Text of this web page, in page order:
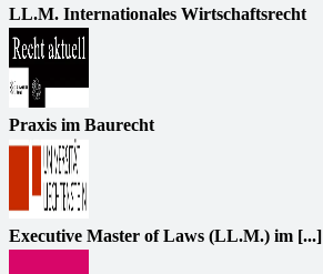
LL.M. Internationales Wirtschaftsrecht
Praxis im Baurecht
Executive Master of Laws (LL.M.) im [...]